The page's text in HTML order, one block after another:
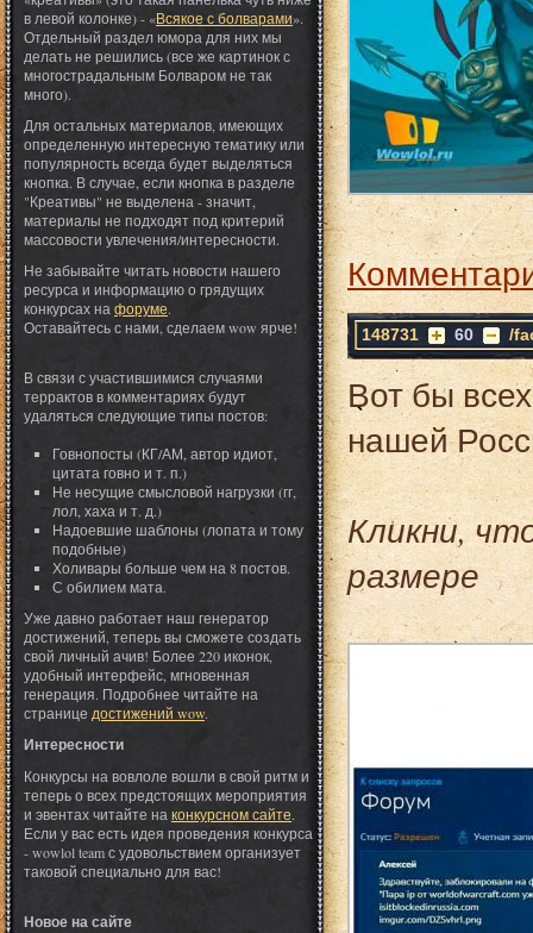
в левой колонке) - «Всякое с болварами».
Отдельный раздел юмора для них мы
делать не решились (все же картинок с
многострадальным Болваром не так
много).
Для остальных материалов, имеющих
определенную интересную тематику или
популярность всегда будет выделяться
кнопка. В случае, если кнопка в разделе
"Креативы" не выделена - значит,
материалы не подходят под критерий
массовости увлечения/интересности.
Не забывайте читать новости нашего
ресурса и информацию о грядущих
конкурсах на форуме.
Оставайтесь с нами, сделаем wow ярче!
В связи с участившимися случаями
террактов в комментариях будут
удаляться следующие типы постов:
Говнопосты (КГ/АМ, автор идиот,
цитата говно и т. п.)
Не несущие смысловой нагрузки (гг,
лол, хаха и т. д.)
Надоевшие шаблоны (лопата и тому
подобные)
Холивары больше чем на 8 постов.
С обилием мата.
Уже давно работает наш генератор
достижений, теперь вы сможете создать
свой личный ачив! Более 220 иконок,
удобный интерфейс, мгновенная
генерация. Подробнее читайте на
странице достижений wow.
Интересности
Конкурсы на вовлоле вошли в свой ритм и
теперь о всех предстоящих мероприятия
и эвентах читайте на конкурсном сайте.
Если у вас есть идея проведения конкурса
- wowlol team с удовольствием организует
таковой специально для вас!
Новое на сайте
148731 60 /
Вот бы
нашей
Кликни,
размере